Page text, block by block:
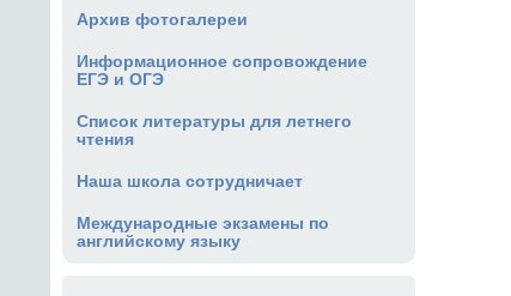
Архив фотогалереи
Информационное сопровождение
ЕГЭ и ОГЭ
Список литературы для летнего
чтения
Наша школа сотрудничает
Международные экзамены по
английскому языку